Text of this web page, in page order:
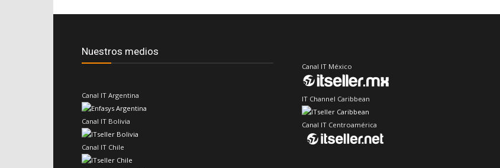
Nuestros medios
Canal IT Argentina
Canal IT Bolivia
Canal IT Chile
Canal IT México
IT Channel Caribbean
Canal IT Centroamérica